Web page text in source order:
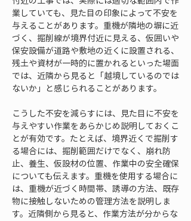
業していても、見た目の印象によって不安を
与えることがあります。重機が隣地の塀に近
づく、掘削線が境界付近に見える、仮囲いや
保安設備が道路や敷地の近くに設置される、
残土や資材が一時的に置かれるといった場面
では、近隣から見ると「越境しているのでは
ないか」と感じられることがあります。
こうした不安を減らすには、見た目に不安を
与えやすい作業をあらかじめ説明しておくこ
とが有効です。たとえば、境界近くで掘削す
る場合には、掘削範囲だけでなく、崩れ防
止、養生、仮設材の位置、作業中の安全確保
についても伝えます。重機を使用する場合に
は、重機が近づく時間帯、誘導の方法、既存
物に接触しないための管理方法を説明しま
す。近隣側から見ると、作業方法が分からな